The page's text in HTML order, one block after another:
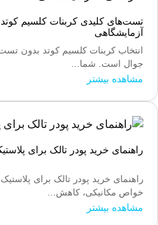
تست‌های کلیدی کربنات کلسیم
آزمایشگاهی
انتخاب کربنات کلسیم کوتد بدون
جوال است. شما...
مشاهده بیشتر
راهنمای خرید پودر تالک برای
راهنمای خرید پودر تالک برای پلاستیک
خواص مکانیکی، کاهش...
مشاهده بیشتر